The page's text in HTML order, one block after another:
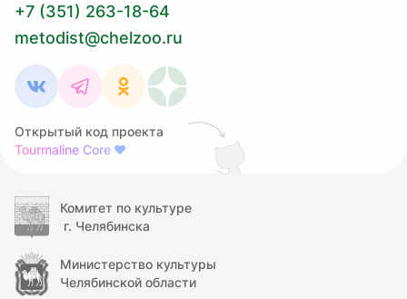
+7 (351) 263-18-64
metodist@chelzoo.ru
Открытый код проекта
Tourmaline Core ❤
Комитет по культуре
г. Челябинска
Министерство культуры
Челябинской области